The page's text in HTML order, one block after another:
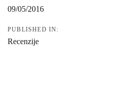
09/05/2016
PUBLISHED IN:
Recenzije